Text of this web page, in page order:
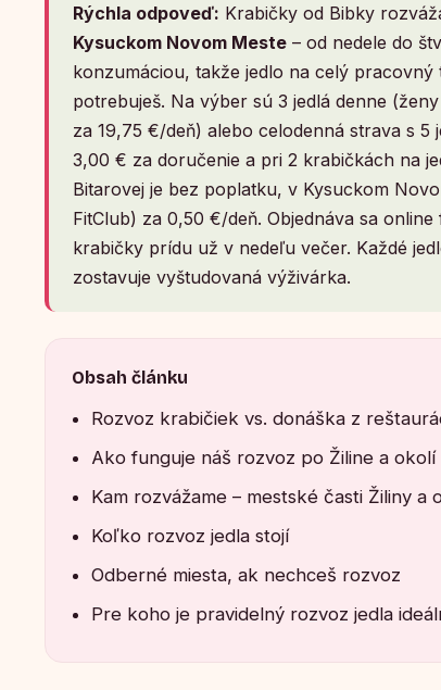
Rýchla odpoveď: Krabičky od Bibky
Kysuckom Novom Meste – od nedele do
konzumáciou, takže jedlo na celý
potrebuješ. Na výber sú 3 jedlá denne
za 19,75 €/deň) alebo celodenná strava s 5
3,00 € za doručenie a pri 2 krabičkách na
Bitarovej je bez poplatku, v Kysuckom
FitClub) za 0,50 €/deň. Objednáva sa
krabičky prídu už v nedeľu večer. Každé
zostavuje vyštudovaná výživárka.
Obsah článku
Rozvoz krabičiek vs. donáška z
Ako funguje náš rozvoz po Žiline a okolí
Kam rozvážame – mestské časti Žiliny a
Koľko rozvoz jedla stojí
Odberné miesta, ak nechceš rozvoz
Pre koho je pravidelný rozvoz jedla